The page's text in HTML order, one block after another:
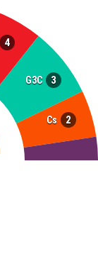
4
G3C 3
Cs 2